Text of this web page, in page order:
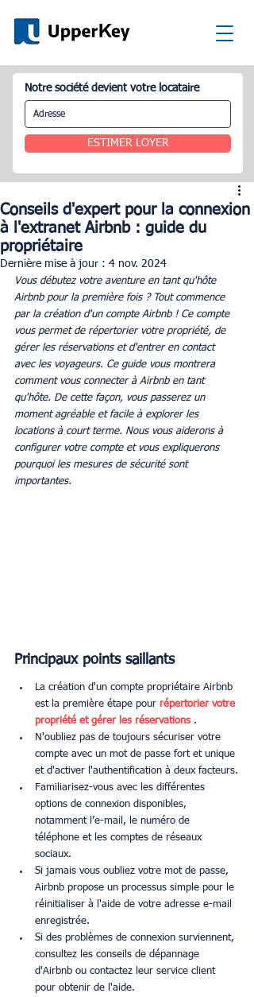
Notre société devient votre locataire
ESTIMER LOYER
Conseils d'expert pour la connexion
à l'extranet Airbnb : guide du
propriétaire
Dernière mise à jour : 4 nov. 2024
Vous débutez votre aventure en tant qu'hôte
Airbnb pour la première fois ? Tout commence
par la création d'un compte Airbnb ! Ce compte
vous permet de répertorier votre propriété, de
gérer les réservations et d'entrer en contact
avec les voyageurs. Ce guide vous montrera
comment vous connecter à Airbnb en tant
qu'hôte. De cette façon, vous passerez un
moment agréable et facile à explorer les
locations à court terme. Nous vous aiderons à
configurer votre compte et vous expliquerons
pourquoi les mesures de sécurité sont
importantes.
Principaux points saillants
La création d'un compte propriétaire Airbnb
est la première étape pour répertorier votre
propriété et gérer les réservations .
N'oubliez pas de toujours sécuriser votre
compte avec un mot de passe fort et unique
et d'activer l'authentification à deux facteurs.
Familiarisez-vous avec les différentes
options de connexion disponibles,
notamment l’e-mail, le numéro de
téléphone et les comptes de réseaux
sociaux.
Si jamais vous oubliez votre mot de passe,
Airbnb propose un processus simple pour le
réinitialiser à l'aide de votre adresse e-mail
enregistrée.
Si des problèmes de connexion surviennent,
consultez les conseils de dépannage
d'Airbnb ou contactez leur service client
pour obtenir de l'aide.